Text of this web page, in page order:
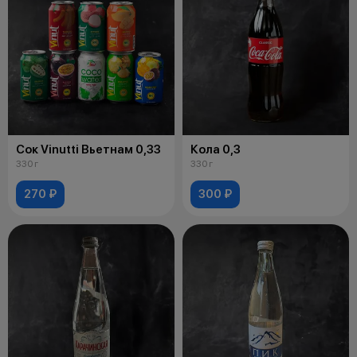
Сок Vinutti Вьетнам 0,33
330 г
270 ₽
Кола 0,3
330 г
300 ₽